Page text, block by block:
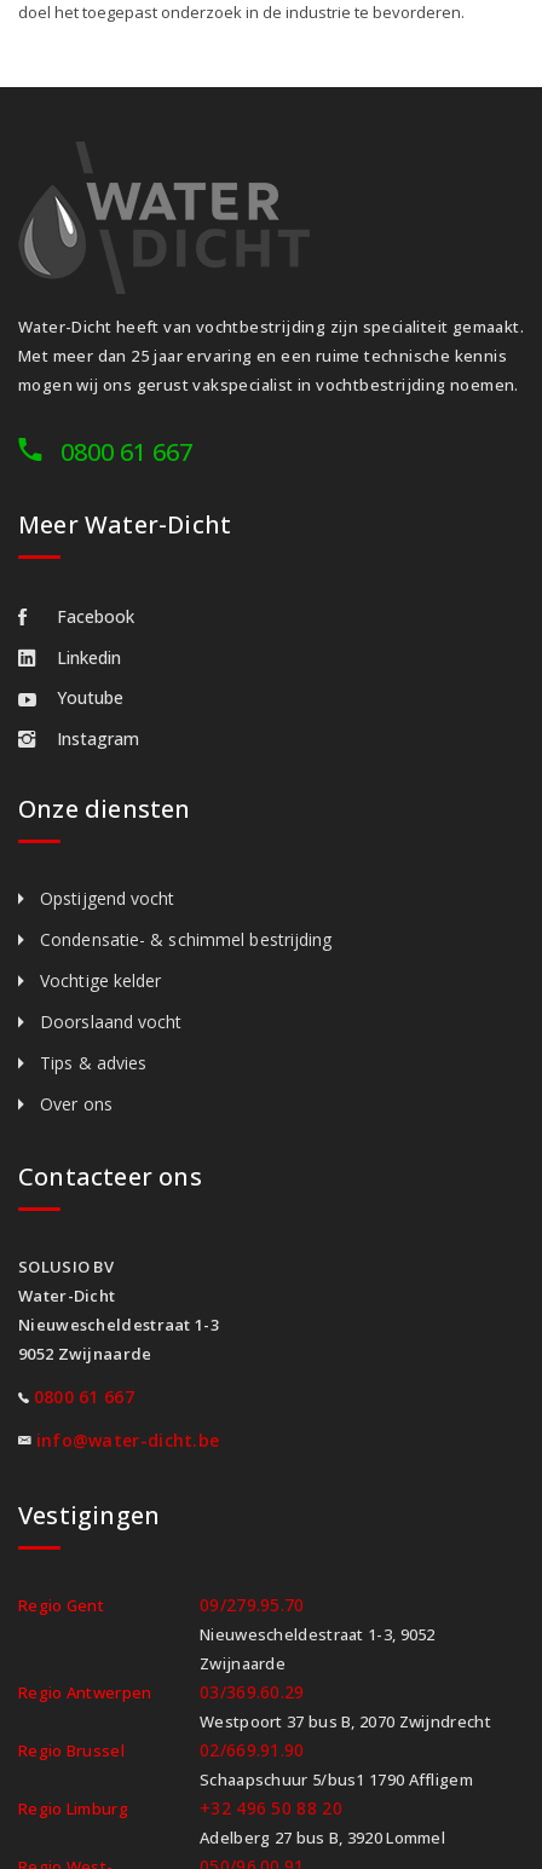
doel het toegepast onderzoek in de industrie te bevorderen.
Water-Dicht heeft van vochtbestrijding zijn specialiteit gemaakt.
Met meer dan 25 jaar ervaring en een ruime technische kennis
mogen wij ons gerust vakspecialist in vochtbestrijding noemen.
0800 61 667
Meer Water-Dicht
Facebook
Linkedin
Youtube
Instagram
Onze diensten
Opstijgend vocht
Condensatie- & schimmel bestrijding
Vochtige kelder
Doorslaand vocht
Tips & advies
Over ons
Contacteer ons
SOLUSIO BV
Water-Dicht
Nieuwescheldestraat 1-3
9052 Zwijnaarde
0800 61 667
info@water-dicht.be
Vestigingen
Regio Gent 09/279.95.70
Nieuwescheldestraat 1-3, 9052
Zwijnaarde
Regio Antwerpen
03/369.60.29
Westpoort 37 bus B, 2070 Zwijndrecht
Regio Brussel
02/669.91.90
Schaapschuur 5/bus1 1790 Affligem
Regio Limburg
+32 496 50 88 20
Adelberg 27 bus B, 3920 Lommel